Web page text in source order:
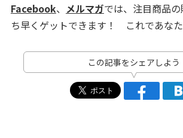
Facebook、 メルマガでは、注目商品
ち早くゲットできます！ これであな
この記事をシェアしよう